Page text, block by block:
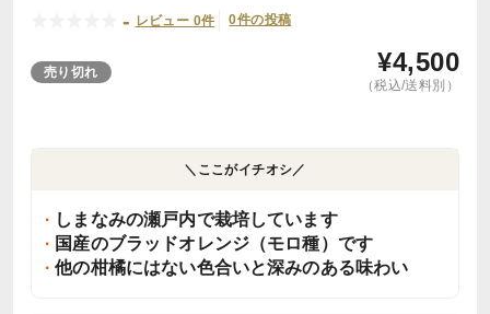
- レビュー 0件 0件の投稿
売り切れ ¥4,500
（税込/送料別）
＼ここがイチオシ／
しまなみの瀬戸内で栽培しています
国産のブラッドオレンジ（モロ種）です
他の柑橘にはない色合いと深みのある味わい